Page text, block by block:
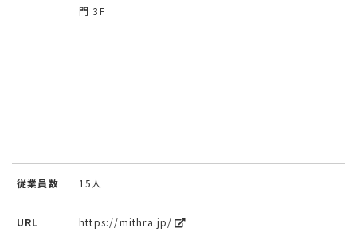
門 3F
従業員数 15人
URL https://mithra.jp/